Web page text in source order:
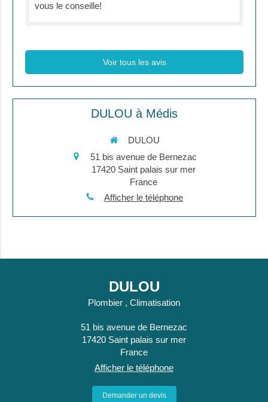
vous le conseille!
Voir tous les avis
DULOU à Médis
DULOU
51 bis avenue de Bernezac
17420 Saint palais sur mer
France
Afficher le téléphone
DULOU
Plombier , Climatisation
51 bis avenue de Bernezac
17420 Saint palais sur mer
France
Afficher le téléphone
Demander un devis